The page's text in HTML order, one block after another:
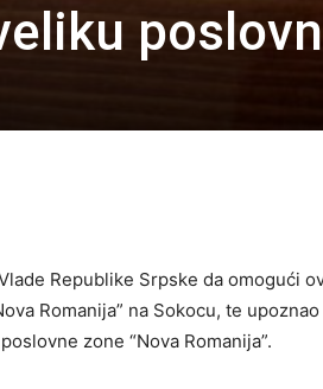
Republike Srpske da omogući
Romanija” na Sokocu, te upoznao
zone “Nova Romanija”.